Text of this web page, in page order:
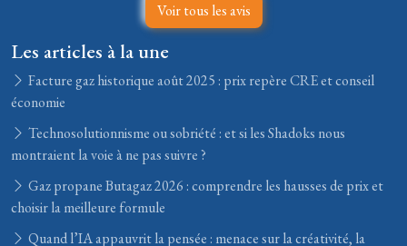
Voir tous les avis
Les articles à la une
Facture gaz historique août 2025 : prix repère CRE et conseil
économie
Technosolutionnisme ou sobriété : et si les Shadoks nous
montraient la voie à ne pas suivre ?
Gaz propane Butagaz 2026 : comprendre les hausses de prix et
choisir la meilleure formule
Quand l’IA appauvrit la pensée : menace sur la créativité, la